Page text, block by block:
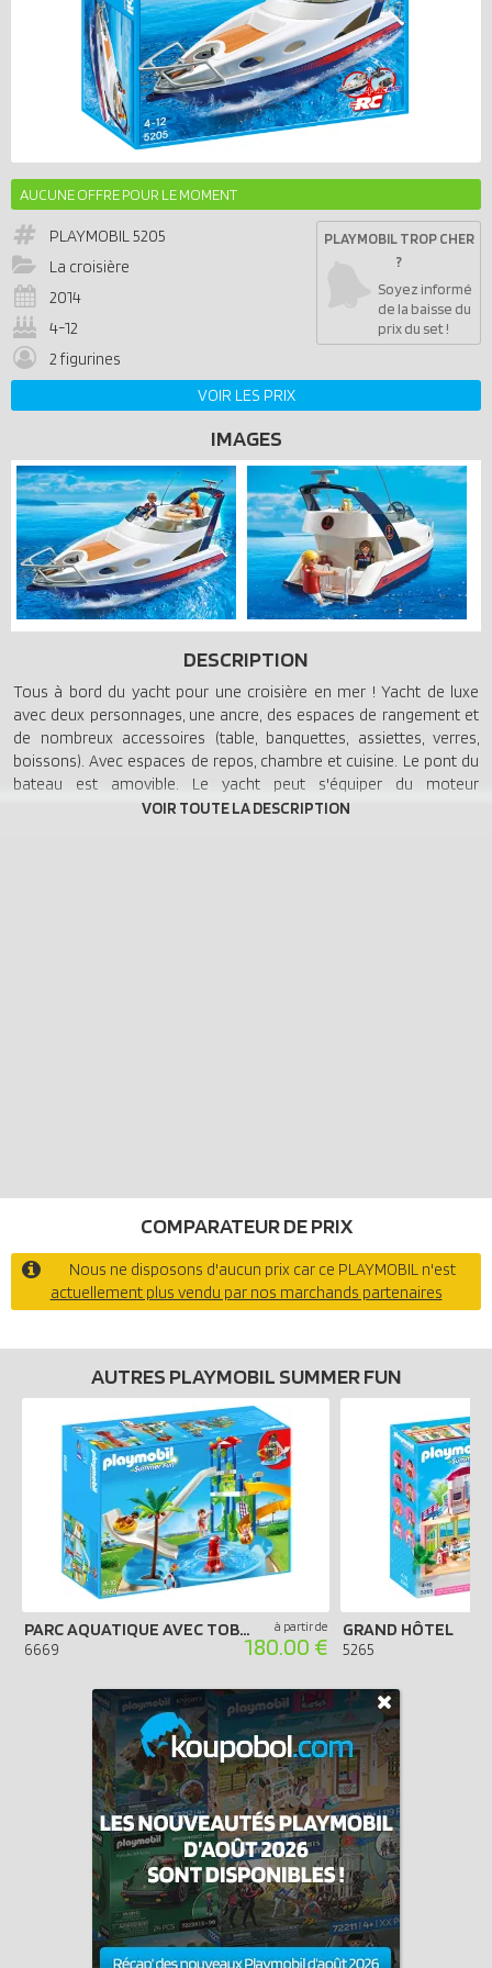
AUCUNE OFFRE POUR LE MOMENT
PLAYMOBIL5205
La croisière
2014
4-12
2 figurines
PLAYMOBIL TROP CHER
?
Soyez informé
de la baisse du
prix du set !
VOIR LES PRIX
IMAGES
DESCRIPTION
Tous à bord du yacht pour une croisière en mer ! Yacht de luxe
avec deux personnages, une ancre, des espaces de rangement et
de nombreux accessoires (table, banquettes, assiettes, verres,
boissons). Avec espaces de repos, chambre et cuisine. Le pont du
bateau est amovible. Le yacht peut s'équiper du moteur
submersible radiocommandé (réf. 5536).
COMPARATEUR DE PRIX
Nous ne disposons d'aucun prix car ce PLAYMOBIL n'est
actuellement plus vendu par nos marchands partenaires
AUTRES PLAYMOBIL SUMMER FUN
PARC AQUATIQUE AVEC TOBOGGANS GÉANTS
6669
à partir de
180.00 €
GRAND HÔTEL
5265